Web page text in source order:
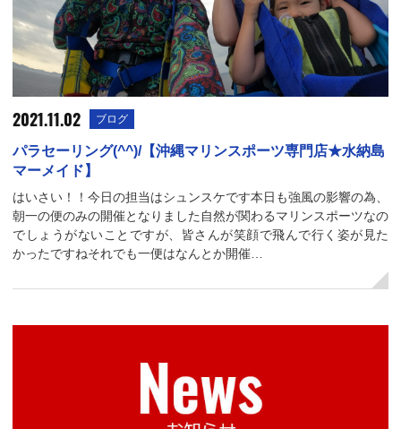
2021.11.02 ブログ
パラセーリング(^^)/【沖縄マリンスポーツ専門店★水納島
マーメイド】
はいさい！！今日の担当はシュンスケです本日も強風の影響の為、
朝一の便のみの開催となりました自然が関わるマリンスポーツなの
でしょうがないことですが、皆さんが笑顔で飛んで行く姿が見た
かったですねそれでも一便はなんとか開催…